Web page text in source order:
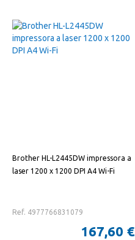
Brother HL-L2445DW impressora a
laser 1200 x 1200 DPI A4 Wi-Fi
Ref. 4977766831079
167,60 €